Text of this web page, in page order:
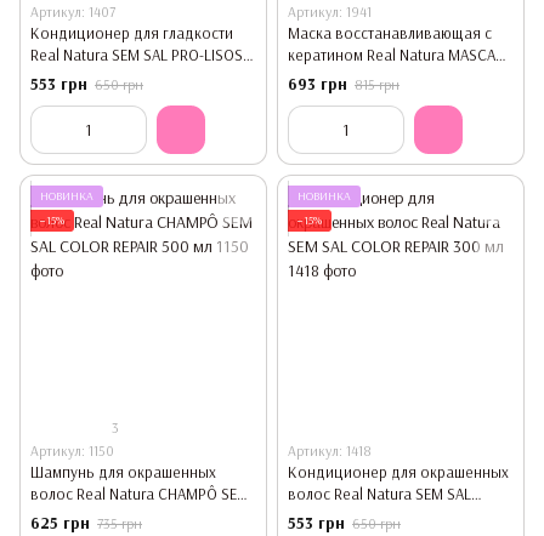
Артикул: 1407
Кондиционер для гладкости
Real Natura SEM SAL PRO-LISOS
ANTI FRIZZ ARGAN 300 мл
553 грн 650 грн
Артикул: 1941
Маска восстанавливающая с
кератином Real Natura MASCARA
SEM SAL CARGA RAPIDA DE
QUERATINA CINDERELA 1000 мл
693 грн 815 грн
НОВИНКА
−15%
3
Артикул: 1150
Шампунь для окрашенных
волос Real Natura CHAMPÔ SEM
SAL COLOR REPAIR 500 мл
625 грн 735 грн
НОВИНКА
−15%
Артикул: 1418
Кондиционер для окрашенных
волос Real Natura SEM SAL
COLOR REPAIR 300 мл
553 грн 650 грн